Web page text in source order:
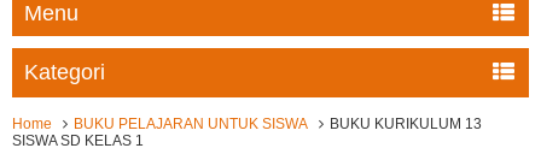
Menu
Kategori
Home BUKU PELAJARAN UNTUK SISWA
BUKU KURIKULUM 13
SISWA SD KELAS 1